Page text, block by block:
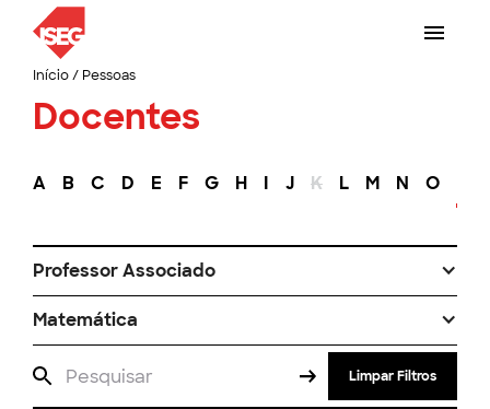
Início/ Pessoas
Docentes
A B C D E F G H I J K L M N O
Professor Associado
Matemática
Limpar Filtros